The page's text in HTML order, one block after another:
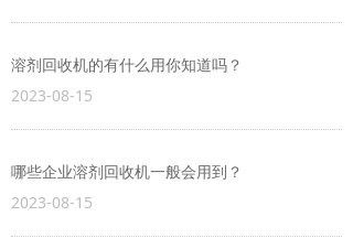
溶剂回收机的有什么用你知道吗？
2023-08-15
哪些企业溶剂回收机一般会用到？
2023-08-15